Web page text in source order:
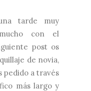
tarde muy
con el
post os
de novia,
pedido a través
más largo y